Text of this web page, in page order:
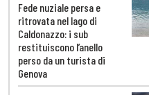
Fede nuziale persa e
ritrovata nel lago di
Caldonazzo: i sub
restituiscono l’anello
perso da un turista di
Genova